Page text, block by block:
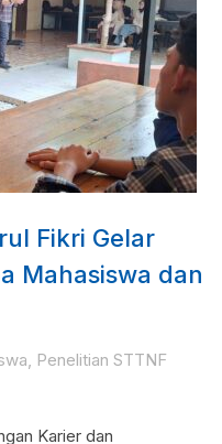
Fikri Gelar
Mahasiswa dan
, Penelitian STTNF
Karier dan